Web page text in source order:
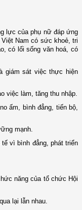
lực của phụ nữ đáp ứng
Nam có sức khoẻ, tri
có lối sống văn hoá, có
giám sát việc thực hiện
việc làm, tăng thu nhập.
ấm, bình đẳng, tiến bộ,
mạnh.
vì bình đẳng, phát triển
năng của tổ chức Hội
lại lẫn nhau.